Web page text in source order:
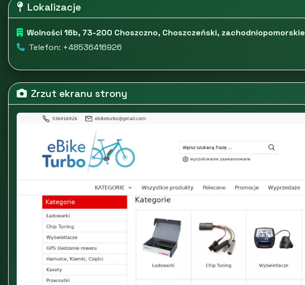
Lokalizacje
Wolności 16b, 73-200 Choszczno, Choszczeński, zachodniopomorskie
Telefon: +48536416926
Zrzut ekranu strony